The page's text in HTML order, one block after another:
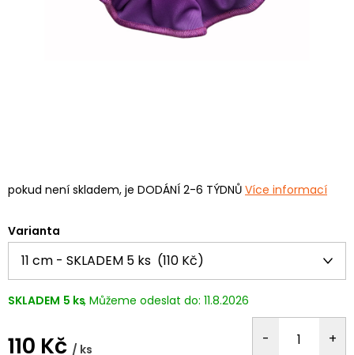
pokud není skladem, je DODÁNÍ 2-6 TÝDNŮ Více informací
Varianta
SKLADEM 5 ks 11.8.2026
110 Kč / ks